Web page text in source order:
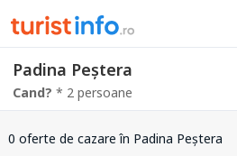
Padina Peștera
Cand? * 2 persoane
0 oferte de cazareîn Padina Peștera